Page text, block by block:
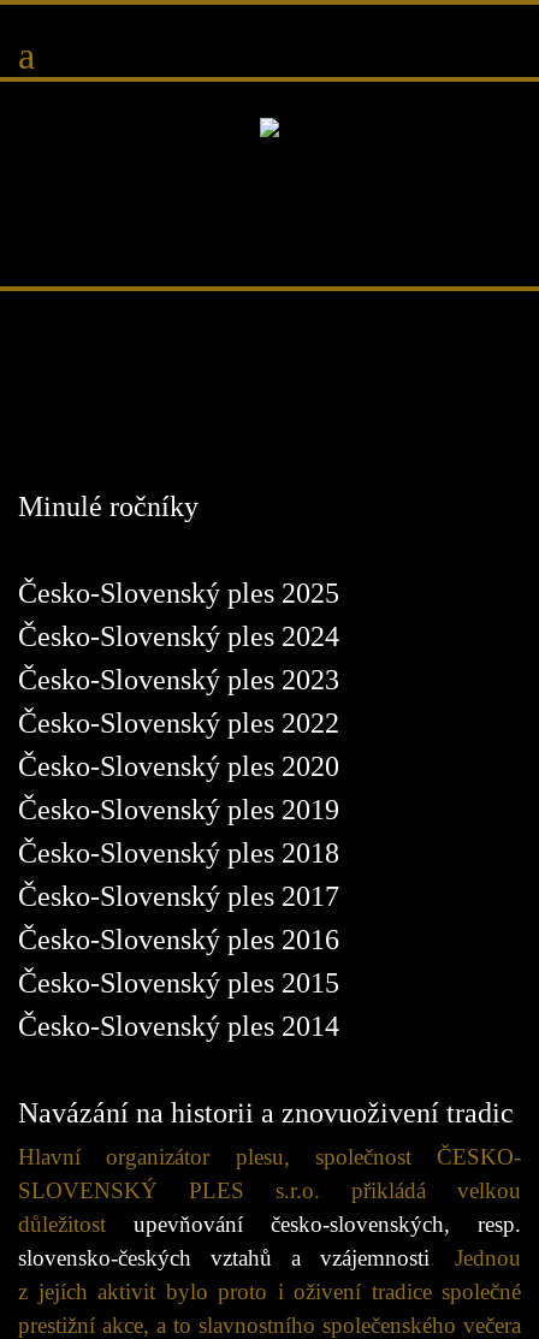
Minulé ročníky
Česko-Slovenský ples 2025
Česko-Slovenský ples 2024
Česko-Slovenský ples 2023
Česko-Slovenský ples 2022
Česko-Slovenský ples 2020
Česko-Slovenský ples 2019
Česko-Slovenský ples 2018
Česko-Slovenský ples 2017
Česko-Slovenský ples 2016
Česko-Slovenský ples 2015
Česko-Slovenský ples 2014
Navázání na historii a znovuoživení tradic
Hlavní organizátor plesu, společnost ČESKO-
SLOVENSKÝ PLES s.r.o. přikládá velkou
důležitost upevňování česko-slovenských, resp.
slovensko-českých vztahů a vzájemnosti. Jednou
z jejích aktivit bylo proto i oživení tradice společné
prestižní akce, a to slavnostního společenského večera